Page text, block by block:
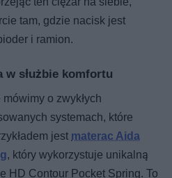
tam, gdzie nacisk jest
i ramion.
w służbie komfortu
o zwykłych
systemach, które
jest materac Aida
, który wykorzystuje unikalną
HD Contour Pocket Spring. To